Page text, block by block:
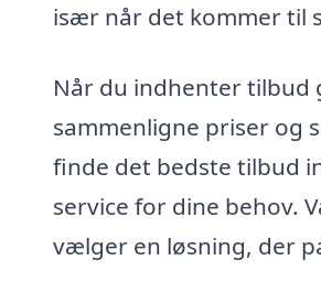
især når det kommer til
Når du indhenter tilbud
sammenligne priser og
finde det bedste tilbud
service for dine behov.
vælger en løsning, der